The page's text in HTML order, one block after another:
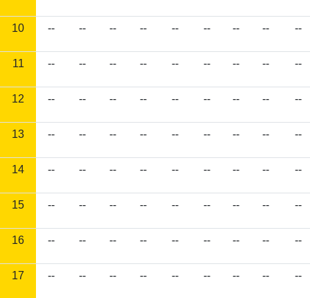
10 -- -- -- -- -- -- -- -- --
11 -- -- -- -- -- -- -- -- --
12 -- -- -- -- -- -- -- -- --
13 -- -- -- -- -- -- -- -- --
14 -- -- -- -- -- -- -- -- --
15 -- -- -- -- -- -- -- -- --
16 -- -- -- -- -- -- -- -- --
17 -- -- -- -- -- -- -- -- --